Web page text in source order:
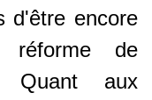
d'être encore
de
Quant aux